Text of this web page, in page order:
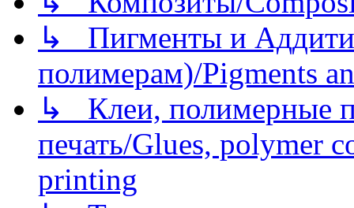
↳ Пигменты и
полимерам)/Pigments
↳ Клеи, полимерные
печать/Glues, polymer
printing